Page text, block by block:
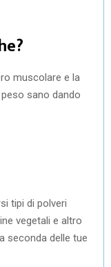
muscolare e la
sano dando
tipi di polveri
vegetali e altro
seconda delle tue